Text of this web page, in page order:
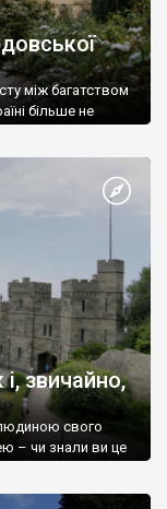
між багатством
більше не
звичайно,
свого
– чи знали ви це